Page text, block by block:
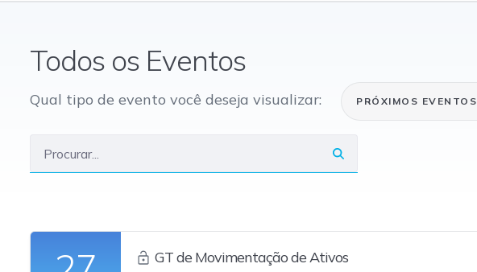
Todos os Eventos
Qual tipo de evento você deseja visualizar: PRÓXIMOS EVENTOS
GT de Movimentação de Ativos